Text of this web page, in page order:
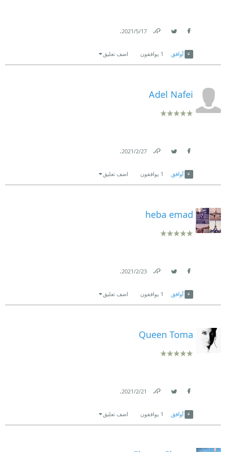
17‏/5‏/2021
.
أوافق 1 يوافقون اضف تعليق
Adel Nafei
27‏/2‏/2021
.
أوافق 1 يوافقون اضف تعليق
heba emad
23‏/2‏/2021
.
أوافق 1 يوافقون اضف تعليق
Queen Toma
21‏/2‏/2021
.
أوافق 1 يوافقون اضف تعليق